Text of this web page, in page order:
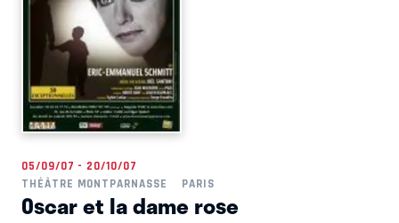
05/09/07 - 20/10/07
THÉÂTRE MONTPARNASSE
PARIS
Oscar et la dame rose